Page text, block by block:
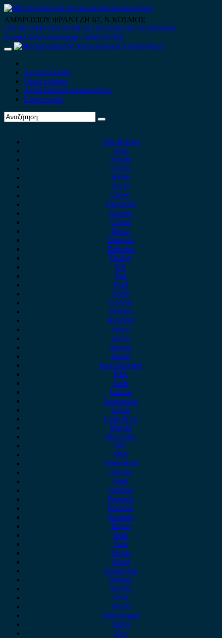
Skip
to
content
ΑΜΒΡΟΣΙΟΥ ΦΡΑΝΤΖΗ 67, Ν.ΚΟΣΜΟΣ
210 9012444 210 9239148 210 9238158 210 9026839
Κινητό-Viber-whatsapp : 6980507900
Primary
Αρχική Σελίδα
Ποιοί είμαστε
Ανταλλακτικά Αυτοκινήτων
Επικοινωνία
Alfa Romeo
Audi
Austin
Acura
BMW
BYD
Chery
Chevrolet
Citroen
Cupra
Dacia
Daewoo
Daihatsu
Dodge
DS
Fiat
Ford
Geely
Gonow
Honda
Hyundai
Isuzu
iveco
Jaecoo
Jaguar
Jeep Chrysler
KIA
Lada
Lancia
Leapmotor
Lexus
Lynk & co
Mazda
Mercedes
MG
Mini
Mitsubishi
Nissan
Opel
Omoda
Peugeot
Porsche
Renault
Rover
Saab
Seat
Skoda
Smart
ssangyong
Subaru
Suzuki
Tesla
Toyota
Volkswagen
Volvo
Xev